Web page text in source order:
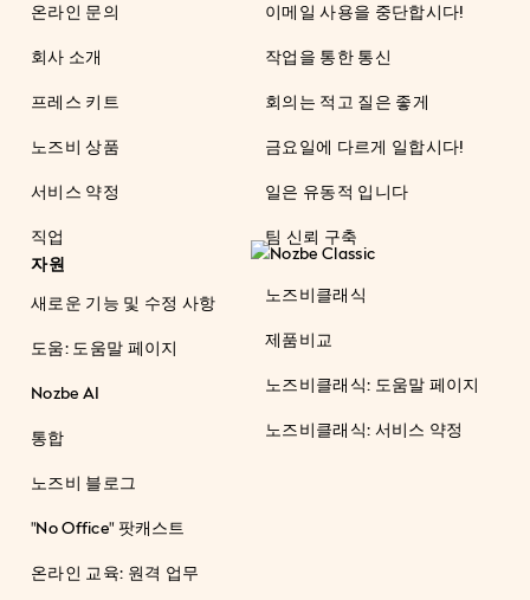
온라인 문의
회사 소개
프레스 키트
노즈비 상품
서비스 약정
직업
이메일 사용을 중단합시다!
작업을 통한 통신
회의는 적고 질은 좋게
금요일에 다르게 일합시다!
일은 유동적 입니다
팀 신뢰 구축
자원
새로운 기능 및 수정 사항
도움: 도움말 페이지
Nozbe AI
통합
노즈비 블로그
"No Office" 팟캐스트
온라인 교육: 원격 업무
노즈비클래식
제품비교
노즈비클래식: 도움말 페이지
노즈비클래식: 서비스 약정